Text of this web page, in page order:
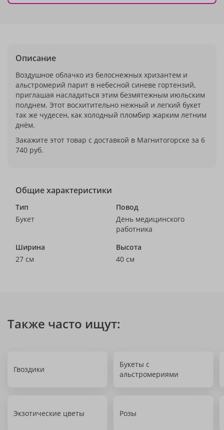
Описание
Воздушное облачко из белоснежных хризантем и
альстромерий парит в небесной синеве гортензий,
приглашая насладиться этим безмятежным июльским
полднем. Этот восхитительно нежный и легкий букет
так же чудесен, как холодный пломбир жарким летним
днём.
Закажите этот товар с доставкой в Магнитогорске за 6
740 руб.
Общие характеристики
Тип
Букет
Повод
День медицинского
работника
Ширина
27 см
Высота
40 см
Также часто ищут:
Гвоздики
Букеты с
альстромериями
Экзотические цветы Розы